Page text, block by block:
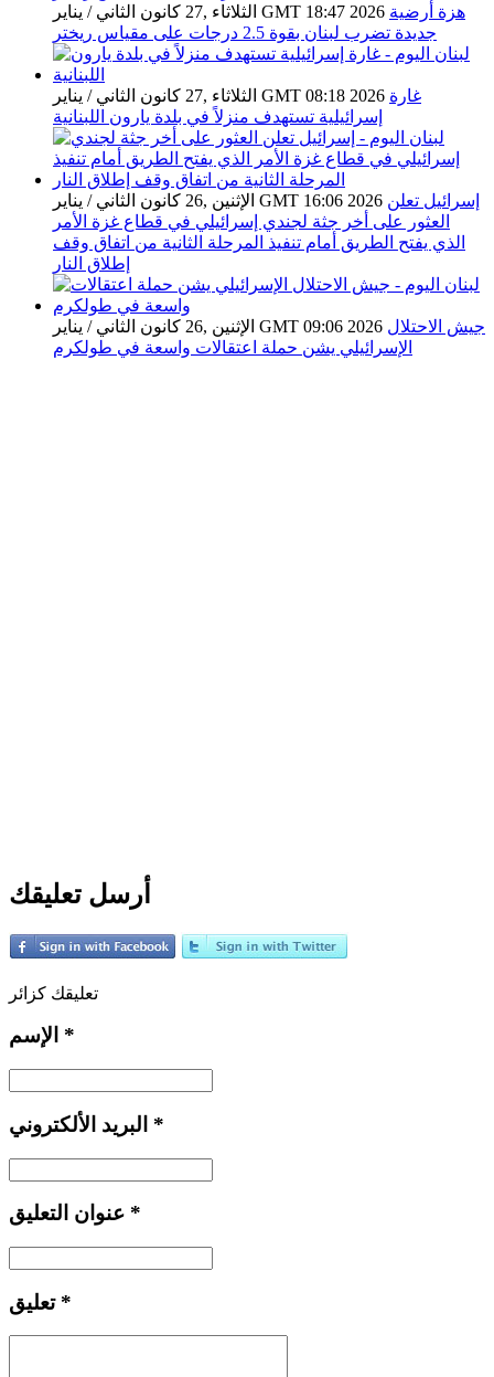
الثلاثاء ,27 كانون الثاني / يناير GMT 18:47 2026 هزة أرضية
جديدة تضرب لبنان بقوة 2.5 درجات على مقياس ريختر
الثلاثاء ,27 كانون الثاني / يناير GMT 08:18 2026 غارة
إسرائيلية تستهدف منزلاً في بلدة يارون اللبنانية
الإثنين ,26 كانون الثاني / يناير GMT 16:06 2026 إسرائيل تعلن
العثور على أخر جثة لجندي إسرائيلي في قطاع غزة الأمر
الذي يفتح الطريق أمام تنفيذ المرحلة الثانية من اتفاق وقف
إطلاق النار
الإثنين ,26 كانون الثاني / يناير GMT 09:06 2026 جيش الاحتلال
الإسرائيلي يشن حملة اعتقالات واسعة في طولكرم
أرسل تعليقك
تعليقك كزائر
*
*
*
تعليق *